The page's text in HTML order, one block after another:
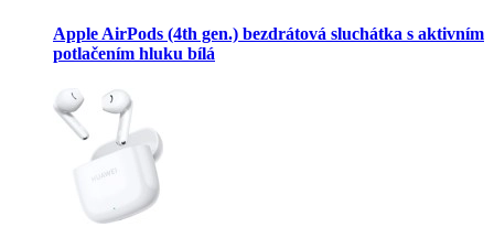
Apple AirPods (4th gen.) bezdrátová sluchátka s aktivním
potlačením hluku bílá